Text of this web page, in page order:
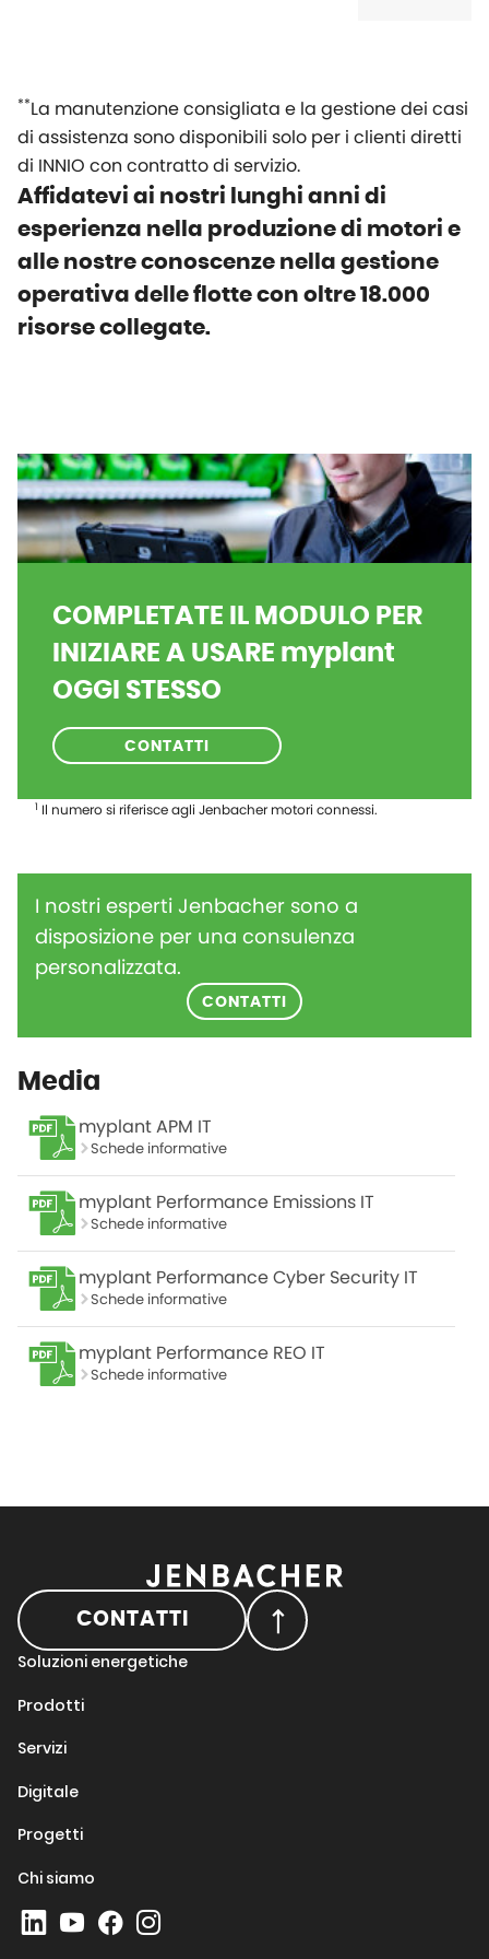
**La manutenzione consigliata e la gestione dei casi
di assistenza sono disponibili solo per i clienti diretti
di INNIO con contratto di servizio.
Affidatevi ai nostri lunghi anni di
esperienza nella produzione di motori e
alle nostre conoscenze nella gestione
operativa delle flotte con oltre 18.000
risorse collegate.
COMPLETATE IL MODULO PER
INIZIARE A USARE myplant
OGGI STESSO
CONTATTI
1 Il numero si riferisce agli Jenbacher motori connessi.
I nostri esperti Jenbacher sono a
disposizione per una consulenza
personalizzata.
CONTATTI
Media
myplant APM IT
Schede informative
myplant Performance Emissions IT
Schede informative
myplant Performance Cyber Security IT
Schede informative
myplant Performance REO IT
Schede informative
CONTATTI
Soluzioni energetiche
Prodotti
Servizi
Digitale
Progetti
Chi siamo